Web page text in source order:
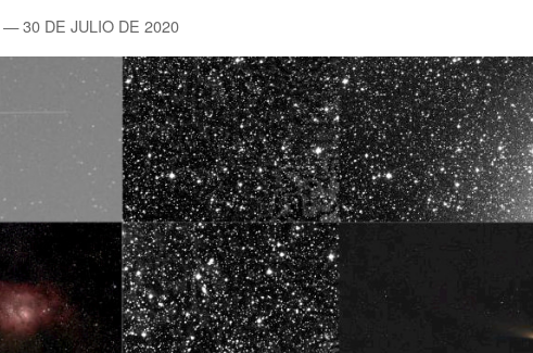
— 30 DE JULIO DE 2020